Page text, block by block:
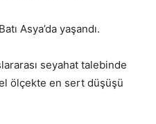
Asya’da yaşandı.
seyahat talebinde
ölçekte en sert düşüşü